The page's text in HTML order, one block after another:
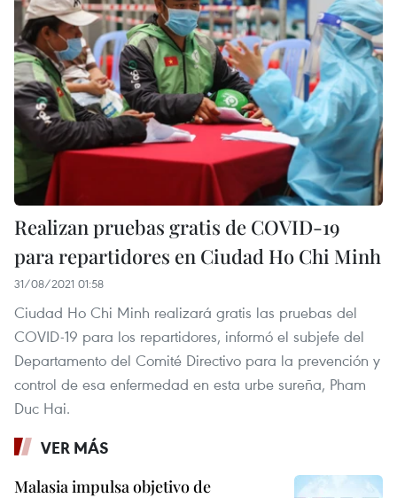
Realizan pruebas gratis de COVID-19
para repartidores en Ciudad Ho Chi Minh
31/08/2021 01:58
Ciudad Ho Chi Minh realizará gratis las pruebas del
COVID-19 para los repartidores, informó el subjefe del
Departamento del Comité Directivo para la prevención y
control de esa enfermedad en esta urbe sureña, Pham
Duc Hai.
VER MÁS
Malasia impulsa objetivo de